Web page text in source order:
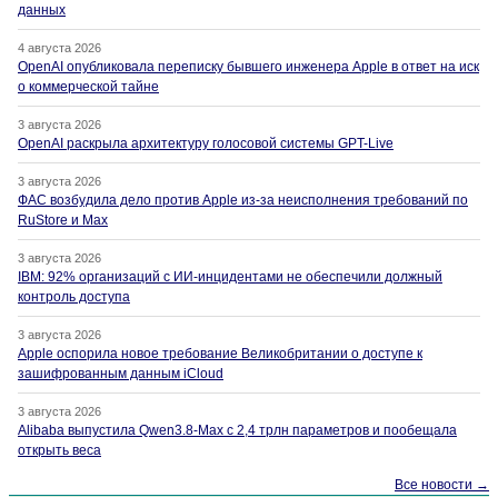
данных
4 августа 2026
OpenAI опубликовала переписку бывшего инженера Apple в ответ на иск
о коммерческой тайне
3 августа 2026
OpenAI раскрыла архитектуру голосовой системы GPT-Live
3 августа 2026
ФАС возбудила дело против Apple из-за неисполнения требований по
RuStore и Max
3 августа 2026
IBM: 92% организаций с ИИ-инцидентами не обеспечили должный
контроль доступа
3 августа 2026
Apple оспорила новое требование Великобритании о доступе к
зашифрованным данным iCloud
3 августа 2026
Alibaba выпустила Qwen3.8-Max с 2,4 трлн параметров и пообещала
открыть веса
Все новости →